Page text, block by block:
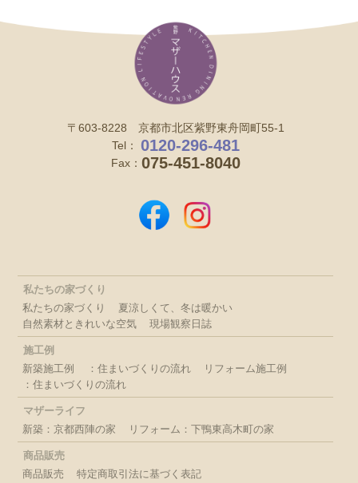
〒603-8228 京都市北区紫野東舟岡町55-1
Tel：
0120-296-481
Fax： 075-451-8040
私たちの家づくり
私たちの家づくり
夏涼しくて、冬は暖かい
自然素材ときれいな空気
現場観察日誌
施工例
新築施工例
：住まいづくりの流れ
リフォーム施工例
：住まいづくりの流れ
マザーライフ
新築：京都西陣の家
リフォーム：下鴨東高木町の家
商品販売
商品販売
特定商取引法に基づく表記